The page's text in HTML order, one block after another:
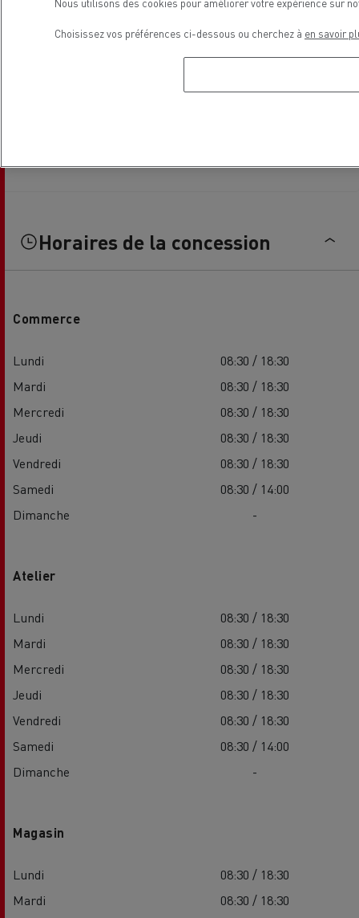
Horaires de la concession
Commerce
Lundi
08:30 / 18:30
Mardi
08:30 / 18:30
Mercredi
08:30 / 18:30
Jeudi
08:30 / 18:30
Vendredi
08:30 / 18:30
Samedi
08:30 / 14:00
Dimanche
-
Atelier
Lundi
08:30 / 18:30
Mardi
08:30 / 18:30
Mercredi
08:30 / 18:30
Jeudi
08:30 / 18:30
Vendredi
08:30 / 18:30
Samedi
08:30 / 14:00
Dimanche
-
Magasin
Lundi
08:30 / 18:30
Mardi
08:30 / 18:30
Nous utilisons des cookies pour améliorer votre expérience sur
Choisissez vos préférences ci-dessous ou cherchez à en savoir